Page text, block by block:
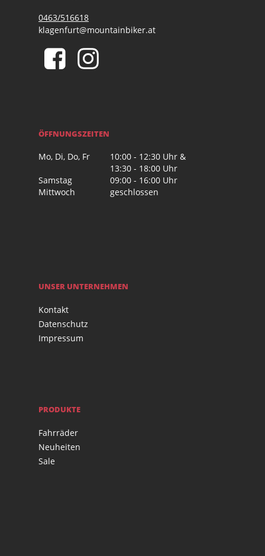
0463/516618
klagenfurt@mountainbiker.at
ÖFFNUNGSZEITEN
Mo, Di, Do, Fr
10:00 - 12:30 Uhr &
13:30 - 18:00 Uhr
Samstag
09:00 - 16:00 Uhr
Mittwoch
geschlossen
UNSER UNTERNEHMEN
Kontakt
Datenschutz
Impressum
PRODUKTE
Fahrräder
Neuheiten
Sale